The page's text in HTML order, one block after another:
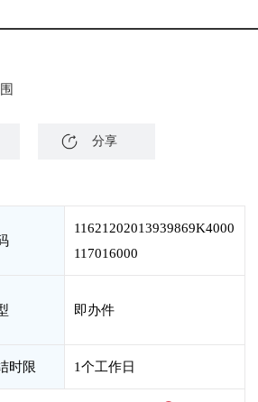
分享
11621202013939869K4000
117016000
即办件
时限 1个工作日